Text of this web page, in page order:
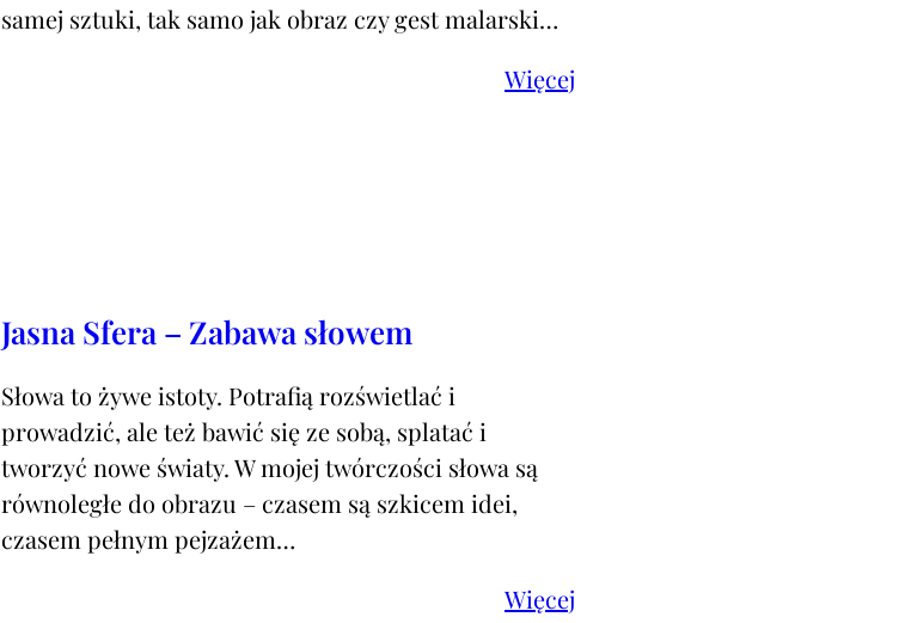
samej sztuki, tak samo jak obraz czy gest malarski…
Więcej
Jasna Sfera – Zabawa słowem
Słowa to żywe istoty. Potrafią rozświetlać i
prowadzić, ale też bawić się ze sobą, splatać i
tworzyć nowe światy. W mojej twórczości słowa są
równoległe do obrazu – czasem są szkicem idei,
czasem pełnym pejzażem…
Więcej